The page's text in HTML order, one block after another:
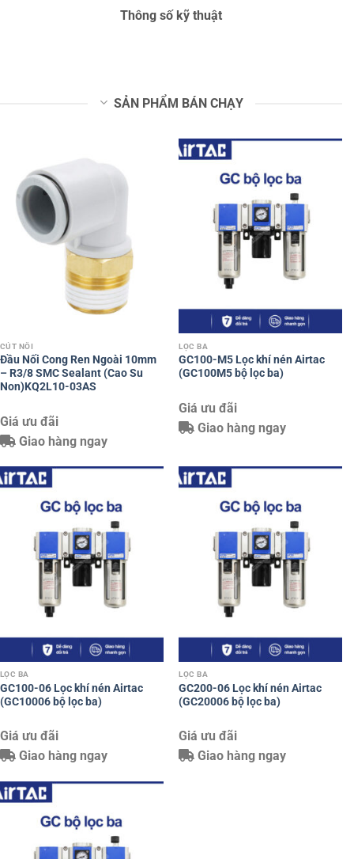
Thông số kỹ thuật
SẢN PHẨM BÁN CHẠY
CÚT NỐI
Đầu Nối Cong Ren Ngoài 10mm
– R3/8 SMC Sealant (Cao Su
Non)KQ2L10-03AS
Giá ưu đãi
Giao hàng ngay
LỌC BA
GC100-M5 Lọc khí nén Airtac
(GC100M5 bộ lọc ba)
Giá ưu đãi
Giao hàng ngay
LỌC BA
GC100-06 Lọc khí nén Airtac
(GC10006 bộ lọc ba)
Giá ưu đãi
Giao hàng ngay
LỌC BA
GC200-06 Lọc khí nén Airtac
(GC20006 bộ lọc ba)
Giá ưu đãi
Giao hàng ngay